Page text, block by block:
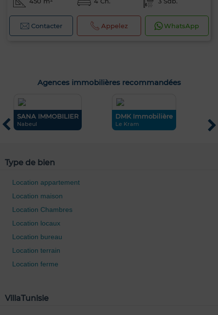
Contacter Appelez WhatsApp
Agences immobilières recommandées
SANA IMMOBILIER
Nabeul
DMK Immobilière
Le Kram
Type de bien
Location appartement
Location maison
Location Chambres
Location locaux
Location bureau
Location terrain
Location ferme
VillaTunisie